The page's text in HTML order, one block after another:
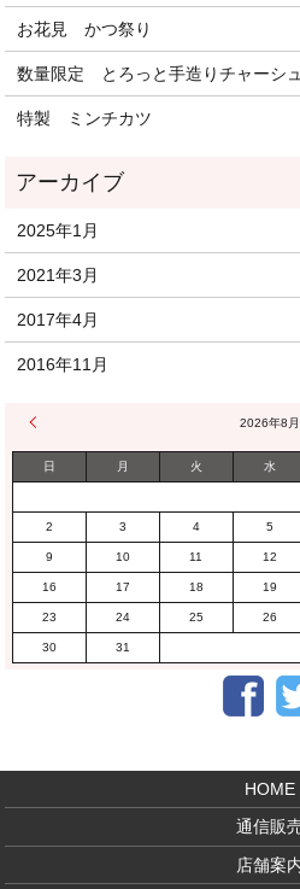
お花見 かつ祭り
数量限定 とろっと手造りチャーシ
特製 ミンチカツ
2025年1月
2021年3月
2017年4月
2016年11月
2026年8月
日 月 火 水
2 3 4 5
9 10 11 12
16 17 18 19
23 24 25 26
30 31
HOME
通信販
店舗案